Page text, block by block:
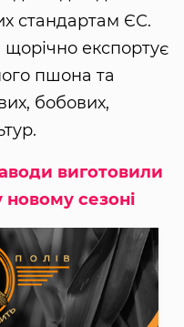
стандартам ЄС.
експортує
пшона та
бобових,
виготовили
сезоні